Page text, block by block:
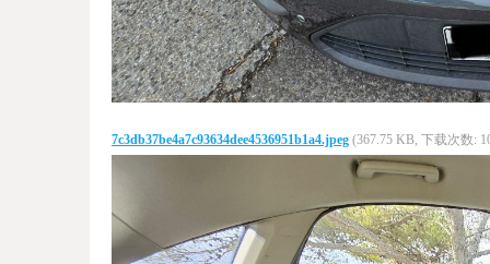
7c3db37be4a7c93634dee4536951b1a4.jpeg (367.75 KB, 下载次数: